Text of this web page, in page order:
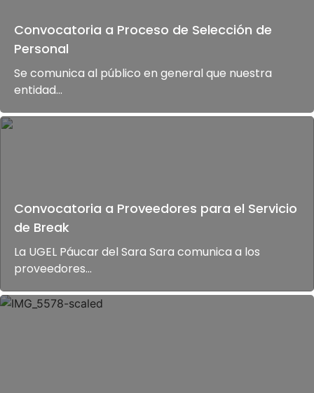
Convocatoria a Proceso de Selección de
Personal
Se comunica al público en general que nuestra
entidad...
Convocatoria a Proveedores para el Servicio
de Break
La UGEL Páucar del Sara Sara comunica a los
proveedores...